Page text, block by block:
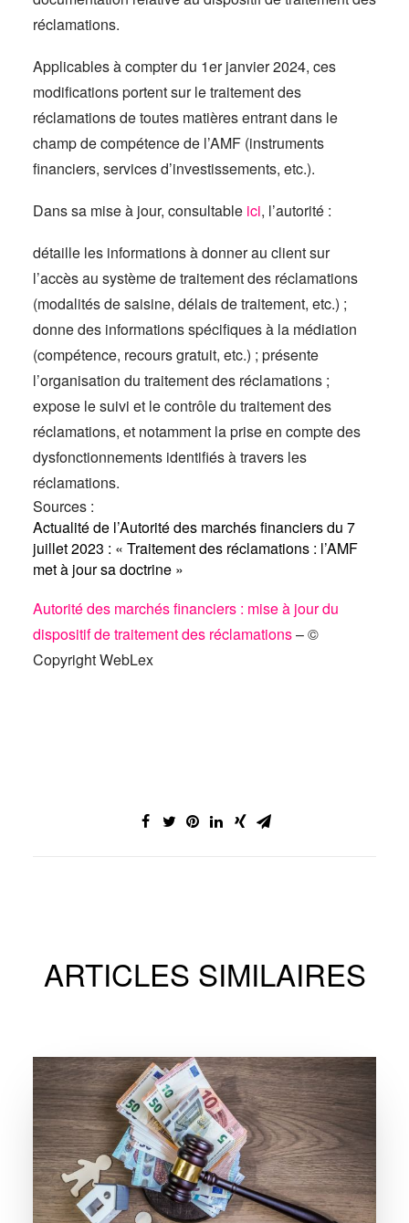
réclamations.
Applicables à compter du 1er janvier 2024, ces
modifications portent sur le traitement des
réclamations de toutes matières entrant dans le
champ de compétence de l’AMF (instruments
financiers, services d’investissements, etc.).
Dans sa mise à jour, consultable ici, l’autorité :
détaille les informations à donner au client sur
l’accès au système de traitement des réclamations
(modalités de saisine, délais de traitement, etc.) ;
donne des informations spécifiques à la médiation
(compétence, recours gratuit, etc.) ; présente
l’organisation du traitement des réclamations ;
expose le suivi et le contrôle du traitement des
réclamations, et notamment la prise en compte des
dysfonctionnements identifiés à travers les
réclamations.
Sources :
Actualité de l’Autorité des marchés financiers du 7
juillet 2023 : « Traitement des réclamations : l’AMF
met à jour sa doctrine »
Autorité des marchés financiers : mise à jour du
dispositif de traitement des réclamations– ©
Copyright WebLex
ARTICLES SIMILAIRES